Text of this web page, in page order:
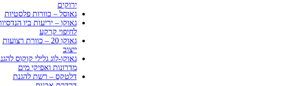
ירוקים
גאוסל – כוורות פלסטיות
גאוקו – יריעות ביו
לחיפוי קרקע
גאוקו 20 – כוורת רצועות
ייצוב
גאוקו-לוג גלילי קוקוס
מדרונות ואפיקי מים
דלטקס – רשת להגנת